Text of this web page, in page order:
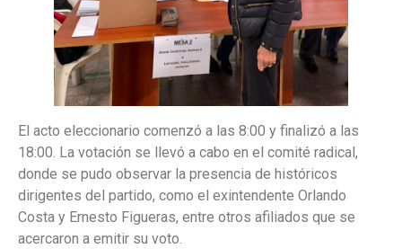
El acto eleccionario comenzó a las 8:00 y finalizó a las
18:00. La votación se llevó a cabo en el comité radical,
donde se pudo observar la presencia de históricos
dirigentes del partido, como el exintendente Orlando
Costa y Ernesto Figueras, entre otros afiliados que se
acercaron a emitir su voto.